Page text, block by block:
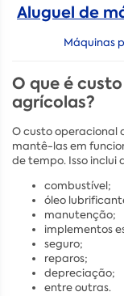
Aluguel de
Máquinas
O que é
agrícolas?
O custo operacional
mantê-las em
de tempo. Isso inclui
combustível;
óleo
manutenção;
implementos
seguro;
reparos;
depreciação;
entre outras.